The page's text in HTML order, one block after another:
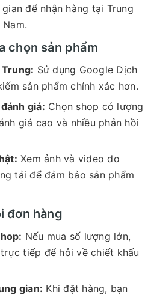
để nhận hàng tại Trung
chọn sản phẩm
Sử dụng Google Dịch
sản phẩm chính xác hơn.
giá: Chọn shop có lượng
giá cao và nhiều phản hồi
Xem ảnh và video do
tải để đảm bảo sản phẩm
đơn hàng
Nếu mua số lượng lớn,
tiếp để hỏi về chiết khấu
gian: Khi đặt hàng, bạn